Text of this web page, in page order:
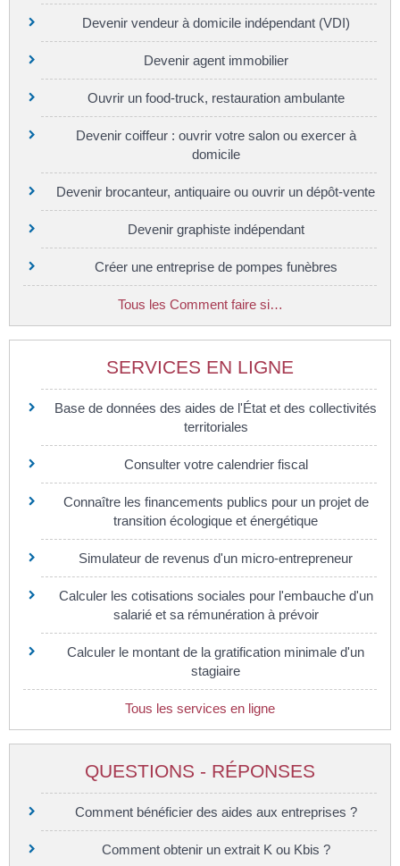
Devenir vendeur à domicile indépendant (VDI)
Devenir agent immobilier
Ouvrir un food-truck, restauration ambulante
Devenir coiffeur : ouvrir votre salon ou exercer à
domicile
Devenir brocanteur, antiquaire ou ouvrir un dépôt-vente
Devenir graphiste indépendant
Créer une entreprise de pompes funèbres
Tous les Comment faire si…
SERVICES EN LIGNE
Base de données des aides de l'État et des collectivités
territoriales
Consulter votre calendrier fiscal
Connaître les financements publics pour un projet de
transition écologique et énergétique
Simulateur de revenus d'un micro-entrepreneur
Calculer les cotisations sociales pour l'embauche d'un
salarié et sa rémunération à prévoir
Calculer le montant de la gratification minimale d'un
stagiaire
Tous les services en ligne
QUESTIONS - RÉPONSES
Comment bénéficier des aides aux entreprises ?
Comment obtenir un extrait K ou Kbis ?